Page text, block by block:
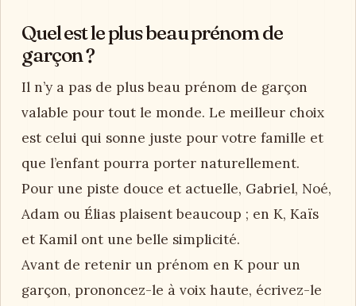
Quel est le plus beau prénom de
garçon ?
Il n’y a pas de plus beau prénom de garçon
valable pour tout le monde. Le meilleur choix
est celui qui sonne juste pour votre famille et
que l’enfant pourra porter naturellement.
Pour une piste douce et actuelle, Gabriel, Noé,
Adam ou Élias plaisent beaucoup ; en K, Kaïs
et Kamil ont une belle simplicité.
Avant de retenir un prénom en K pour un
garçon, prononcez-le à voix haute, écrivez-le